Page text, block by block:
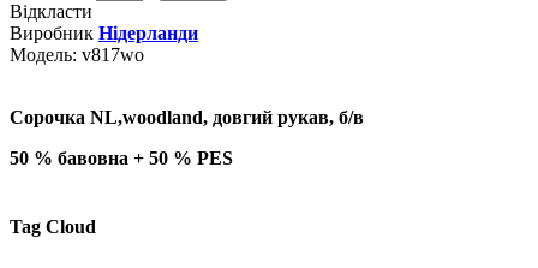
Відкласти
Виробник Нідерланди
Модель: v817wo
Сорочка NL,woodland, довгий рукав, б/в
50 % бавовна + 50 % PES
Tag Cloud